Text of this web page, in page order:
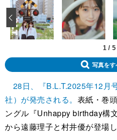
1 / 5
‹
写真をす
28日、『B.L.T.2025年12月
社）が発売される。 表紙・巻
ングル『Unhappy birthday構
から遠藤理子と村井優が登場し